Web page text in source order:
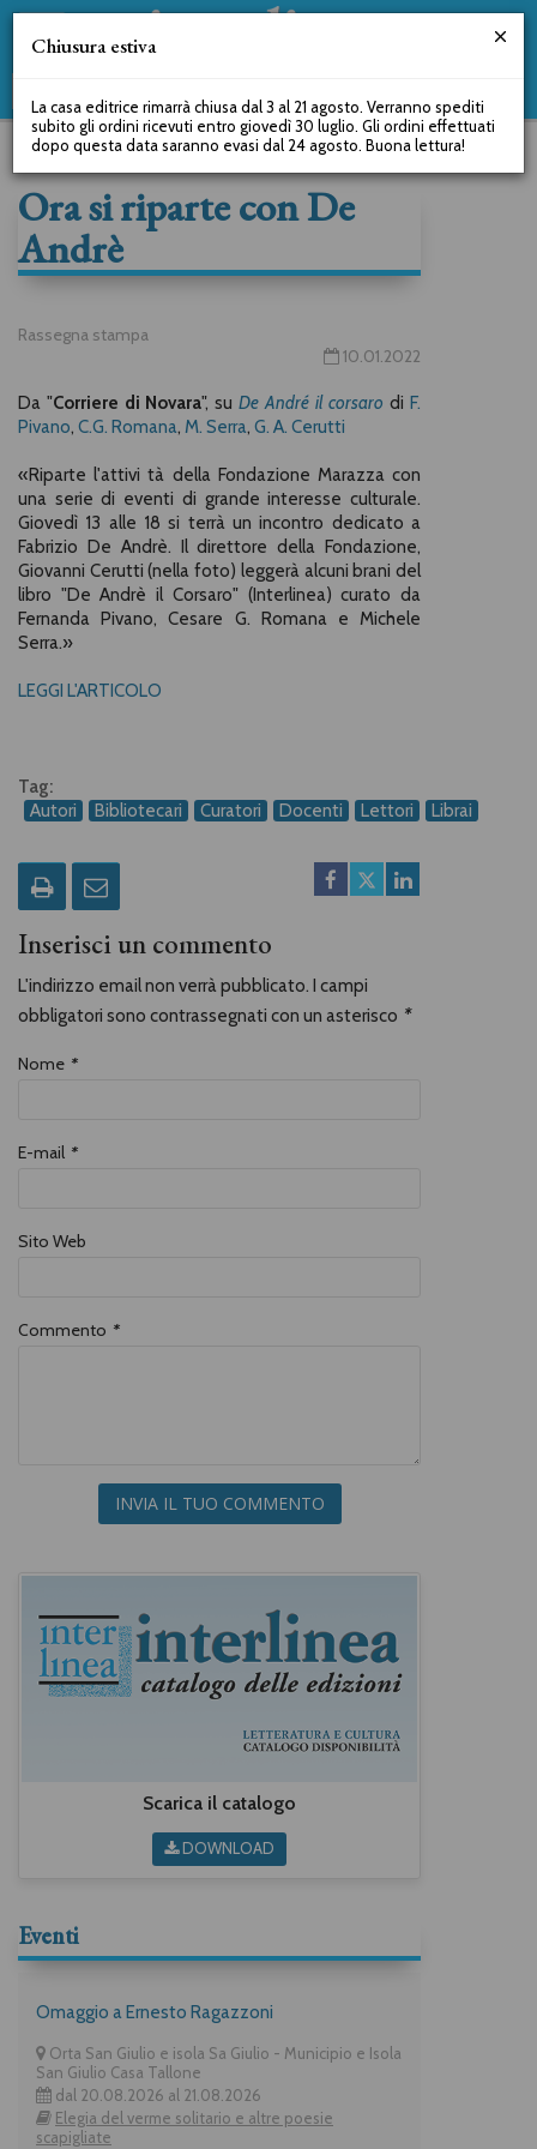
Ora si riparte con De
Andrè
Rassegna stampa
10.01.2022
Da "Corriere di Novara", suDe André il corsaro diF.
Pivano, C.G. Romana, M. Serra, G. A. Cerutti
«Riparte l'attivi tà della Fondazione Marazza con
una serie di eventi di grande interesse culturale.
Giovedì 13 alle 18 si terrà un incontro dedicato a
Fabrizio De Andrè. Il direttore della Fondazione,
Giovanni Cerutti (nella foto) leggerà alcuni brani del
libro "De Andrè il Corsaro" (Interlinea) curato da
Fernanda Pivano, Cesare G. Romana e Michele
Serra.»
LEGGI L'ARTICOLO
Tag:
Autori
Bibliotecari Curatori Docenti Lettori Librai
Inserisci un commento
L'indirizzo email non verrà pubblicato. I campi
obbligatori sono contrassegnati con un asterisco *
Nome *
E-mail *
Sito Web
Commento *
INVIA IL TUO COMMENTO
Scarica il catalogo
DOWNLOAD
Eventi
Omaggio a Ernesto Ragazzoni
Orta San Giulio e isola Sa Giulio - Municipio e Isola
San Giulio Casa Tallone
dal 20.08.2026 al 21.08.2026
Elegia del verme solitario e altre poesie
scapigliate
Chiusura estiva
La casa editrice rimarrà chiusa dal 3 al 21 agosto. Verranno spediti
subito gli ordini ricevuti entro giovedì 30 luglio. Gli ordini effettuati
dopo questa data saranno evasi dal 24 agosto. Buona lettura!